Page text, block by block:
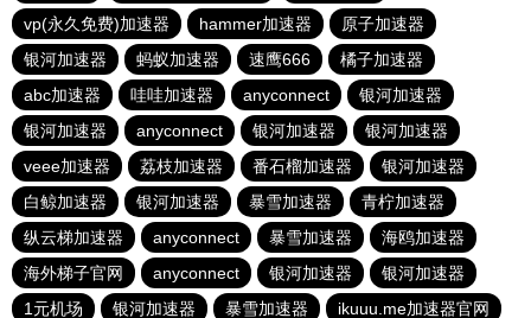
vp(永久免费)加速器
hammer加速器
原子加速器
银河加速器
蚂蚁加速器 速鹰666
橘子加速器
abc加速器
哇哇加速器 anyconnect
银河加速器
银河加速器
anyconnect 银河加速器
银河加速器
veee加速器
荔枝加速器 番石榴加速器
银河加速器
白鲸加速器
银河加速器 暴雪加速器
青柠加速器
纵云梯加速器
anyconnect 暴雪加速器
海鸥加速器
海外梯子官网
anyconnect 银河加速器
银河加速器
1元机场
银河加速器 暴雪加速器 ikuuu.me加速器官网